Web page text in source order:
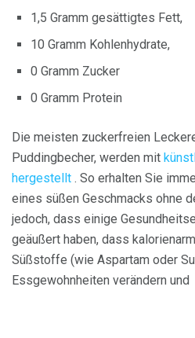
1,5 Gramm gesättigtes Fett,
10 Gramm Kohlenhydrate,
0 Gramm Zucker
0 Gramm Protein
Die meisten zuckerfreien
Puddingbecher, werden mit
hergestellt . So erhalten Sie
eines süßen Geschmacks ohne
jedoch, dass einige
geäußert haben, dass
Süßstoffe (wie Aspartam oder
Essgewohnheiten verändern und